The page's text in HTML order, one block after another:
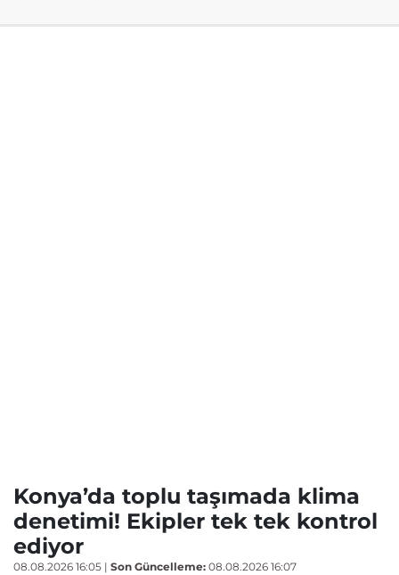
Konya’da toplu taşımada klima
denetimi! Ekipler tek tek kontrol
ediyor
08.08.2026 16:05 | Son Güncelleme: 08.08.2026 16:07